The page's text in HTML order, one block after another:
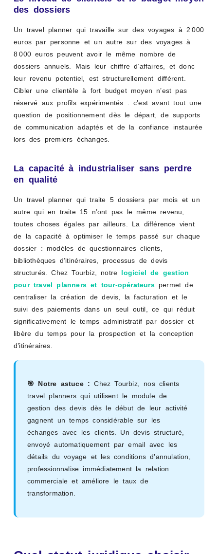
des dossiers
Un travel planner qui travaille sur des voyages à 2 000
euros par personne et un autre sur des voyages à
8 000 euros peuvent avoir le même nombre de
dossiers annuels. Mais leur chiffre d’affaires, et donc
leur revenu potentiel, est structurellement différent.
Cibler une clientèle à fort budget moyen n’est pas
réservé aux profils expérimentés : c’est avant tout une
question de positionnement dès le départ, de supports
de communication adaptés et de la confiance instaurée
lors des premiers échanges.
La capacité à industrialiser sans perdre
en qualité
Un travel planner qui traite 5 dossiers par mois et un
autre qui en traite 15 n’ont pas le même revenu,
toutes choses égales par ailleurs. La différence vient
de la capacité à optimiser le temps passé sur chaque
dossier : modèles de questionnaires clients,
bibliothèques d’itinéraires, processus de devis
structurés. Chez Tourbiz, notre logiciel de gestion
pour travel planners et tour-opérateurspermet de
centraliser la création de devis, la facturation et le
suivi des paiements dans un seul outil, ce qui réduit
significativement le temps administratif par dossier et
libère du temps pour la prospection et la conception
d’itinéraires.
🎯 Notre astuce : Chez Tourbiz, nos clients
travel planners qui utilisent le module de
gestion des devis dès le début de leur activité
gagnent un temps considérable sur les
échanges avec les clients. Un devis structuré,
envoyé automatiquement par email avec les
détails du voyage et les conditions d’annulation,
professionnalise immédiatement la relation
commerciale et améliore le taux de
transformation.